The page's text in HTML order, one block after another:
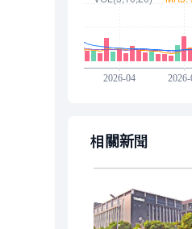
相關新聞